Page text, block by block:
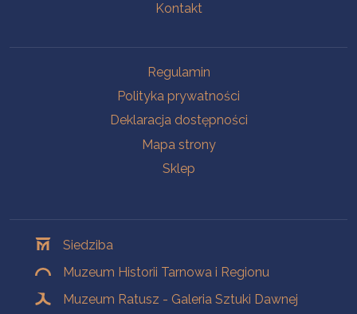
Kontakt
Regulamin
Polityka prywatności
Deklaracja dostępności
Mapa strony
Sklep
Siedziba
Muzeum Historii Tarnowa i Regionu
Muzeum Ratusz - Galeria Sztuki Dawnej